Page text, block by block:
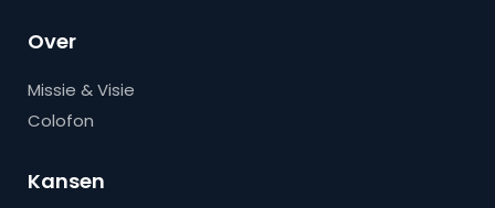
Over
Missie & Visie
Colofon
Kansen